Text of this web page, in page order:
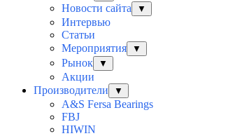
Новости сайта ▼
Интервью
Статьи
Мероприятия
▼
Рынок ▼
Акции
Производители
▼
A&S Fersa Bearings
FBJ
HIWIN